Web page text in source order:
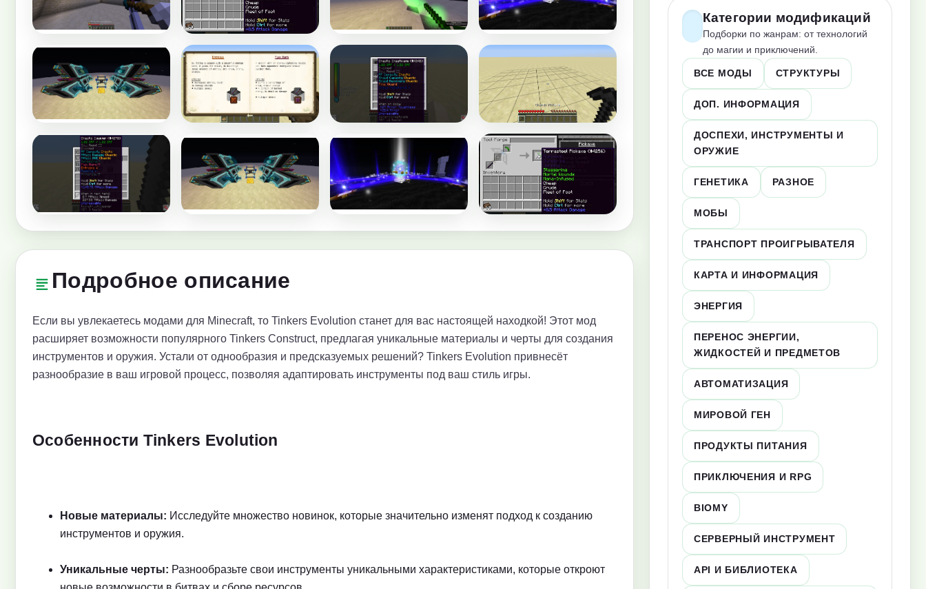
Подробное описание
Если вы увлекаетесь модами для Minecraft, то Tinkers Evolution станет для вас настоящей находкой! Этот мод
расширяет возможности популярного Tinkers Construct, предлагая уникальные материалы и черты для создания
инструментов и оружия. Устали от однообразия и предсказуемых решений? Tinkers Evolution привнесёт
разнообразие в ваш игровой процесс, позволяя адаптировать инструменты под ваш стиль игры.
Особенности Tinkers Evolution
Новые материалы: Исследуйте множество новинок, которые значительно изменят подход к созданию
инструментов и оружия.
Уникальные черты: Разнообразьте свои инструменты уникальными характеристиками, которые откроют
Категории модификаций
Подборки по жанрам: от технологий
до магии и приключений.
ВСЕ МОДЫ СТРУКТУРЫ
ДОП. ИНФОРМАЦИЯ
ДОСПЕХИ, ИНСТРУМЕНТЫ И
ОРУЖИЕ
ГЕНЕТИКА РАЗНОЕ
МОБЫ
ТРАНСПОРТ ПРОИГРЫВАТЕЛЯ
КАРТА И ИНФОРМАЦИЯ
ЭНЕРГИЯ
ПЕРЕНОС ЭНЕРГИИ,
ЖИДКОСТЕЙ И ПРЕДМЕТОВ
АВТОМАТИЗАЦИЯ
МИРОВОЙ ГЕН
ПРОДУКТЫ ПИТАНИЯ
ПРИКЛЮЧЕНИЯ И RPG
BIOMY
СЕРВЕРНЫЙ ИНСТРУМЕНТ
API И БИБЛИОТЕКА